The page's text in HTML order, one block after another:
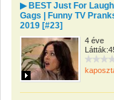
▶ BEST Just For
Gags | Funny TV
2019 [#23]
4 éve